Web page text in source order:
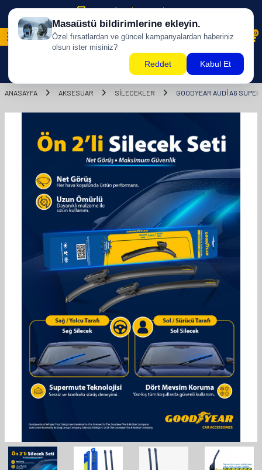
500 TL ÜZERİ KARGO BİZDEN !
0
ANASAYFA AKSESUAR SİLECEKLER GOODYEAR AUDI A6